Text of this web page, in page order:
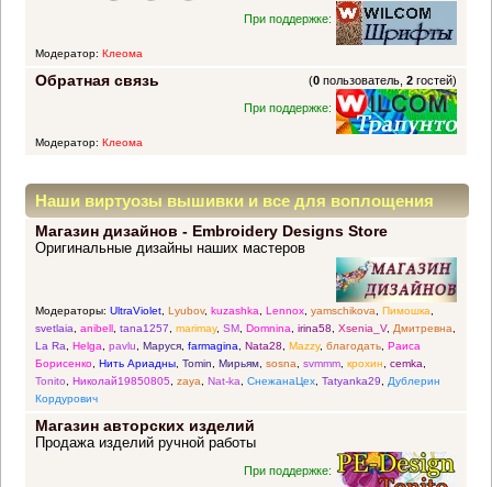
При поддержке:
Модератор: Клеома
Обратная связь (0 пользователь,2 гостей)
При поддержке:
Модератор: Клеома
Наши виртуозы вышивки и все для воплощения
прекрасных идей
Магазин дизайнов - Embroidery Designs Store
Оригинальные дизайны наших мастеров
Модераторы: UltraViolet, Lyubov, kuzashka, Lennox, yamschikova, Пимошка,
svetlaia, anibell, tana1257, marimay, SM, Domnina, irina58, Xsenia_V, Дмитревна,
La Ra, Helga, pavlu, Маруся, farmagina, Nata28, Mazzy, благодать, Раиса
Борисенко, Нить Ариадны, Tomin, Мирьям, sosna, svmmm, крохин, cemka,
Tonito, Николай19850805, zaya, Nat-ka, СнежанаЦех, Tatyanka29, Дублерин
Кордурович
Магазин авторских изделий
Продажа изделий ручной работы
При поддержке: